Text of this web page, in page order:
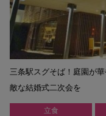
立食
三条駅スグそば！庭園が
敵な結婚式二次会を